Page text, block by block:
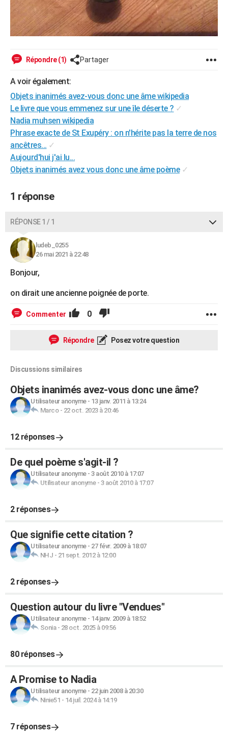
Répondre (1) Partager
A voir également:
Objets inanimés avez-vous donc une âme wikipedia
Le livre que vous emmenez sur une île déserte ? ✓
Nadia muhsen wikipedia
Phrase exacte de St Exupéry : on n'hérite pas la terre de nos
ancêtres... ✓
Aujourd'hui j'ai lu...
Objets inanimés avez vous donc une âme poème ✓
1 réponse
RÉPONSE 1 / 1
ludeb_0255
26 mai 2021 à 22:48
Bonjour,
on dirait une ancienne poignée de porte.
Commenter 0
Répondre Posez votre question
Discussions similaires
Objets inanimés avez-vous donc une âme?
Utilisateur anonyme- 13 janv. 2011 à 13:24
Marco- 22 oct. 2023 à 20:46
12 réponses
De quel poème s'agit-il ?
Utilisateur anonyme- 3 août 2010 à 17:07
Utilisateur anonyme- 3 août 2010 à 17:07
2 réponses
Que signifie cette citation ?
Utilisateur anonyme- 27 févr. 2009 à 18:07
NHJ - 21 sept. 2012 à 12:00
2 réponses
Question autour du livre "Vendues"
Utilisateur anonyme- 14 janv. 2009 à 18:52
Sonia- 28 oct. 2025 à 09:56
80 réponses
A Promise to Nadia
Utilisateur anonyme- 22 juin 2008 à 20:30
Ninie51 - 14 juil. 2024 à 14:19
7 réponses